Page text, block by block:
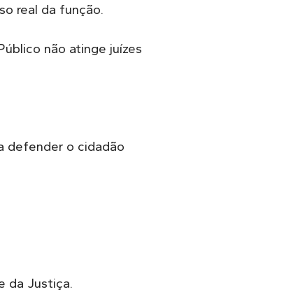
real da função.
não atinge juízes
defender o cidadão
da Justiça.